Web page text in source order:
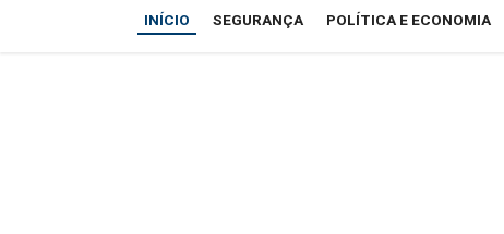
INÍCIO SEGURANÇA POLÍTICA E ECONOMIA